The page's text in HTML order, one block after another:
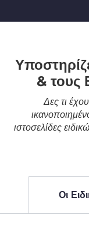
& τους
Δες τι
ιστοσελίδες
Οι